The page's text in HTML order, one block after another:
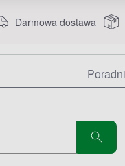
Darmowa dostawa